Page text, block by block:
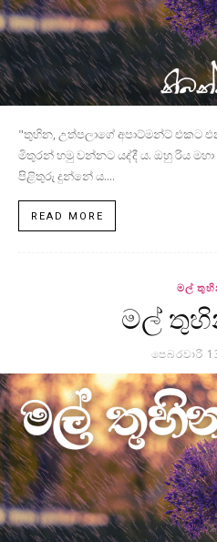
"තුහින, උත්පලාගේ අපාට්මන්ට් එකට
මිතුරන් හමු වන්නට යද්දී ය. ඔහු රිය
පිළිතුරු දුන්නේ ය....
READ MORE
මල්
මල්
පෙබරවාරි